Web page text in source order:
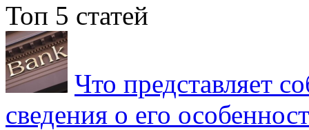
Топ 5 статей
Что представляет
сведения о его